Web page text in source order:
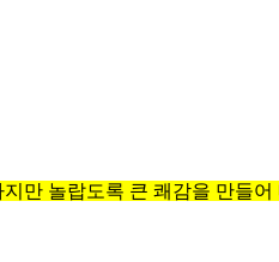
만 놀랍도록 큰 쾌감을 만들어